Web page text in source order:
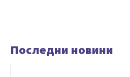
Последни новини